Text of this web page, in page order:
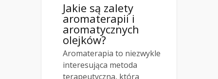
Jakie są zalety
aromaterapii i
aromatycznych
olejków?
Aromaterapia to niezwykle
interesująca metoda
terapeutyczna, która